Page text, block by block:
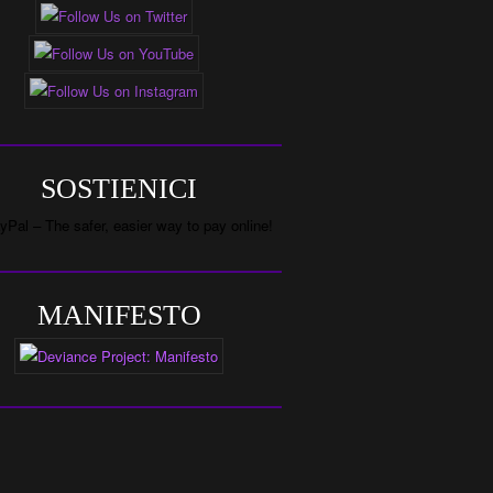
SOSTIENICI
MANIFESTO